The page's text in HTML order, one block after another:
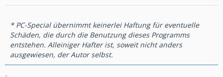
* PC-Special übernimmt keinerlei Haftung für eventuelle
Schäden, die durch die Benutzung dieses Programms
entstehen. Alleiniger Hafter ist, soweit nicht anders
ausgewiesen, der Autor selbst.